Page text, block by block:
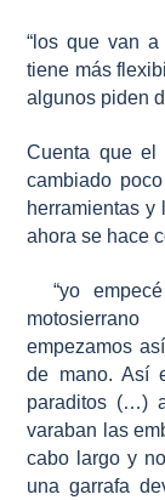
“los que van
tiene más
algunos piden
Cuenta que el
cambiado
herramientas y
ahora se hace
“yo
empezamos
de mano. Así
paraditos (…)
varaban las
cabo largo y
una garrafa